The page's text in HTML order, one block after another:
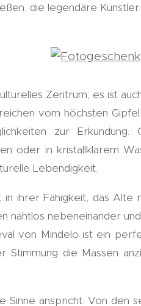
die legendäre
Zentrum; es ist
vom höchsten
zur
oder in kristallklarem
Lebendigkeit.
ihrer Fähigkeit, das
nahtlos nebeneinander
von Mindelo ist ein
Stimmung die Massen
Sinne anspricht. Von den